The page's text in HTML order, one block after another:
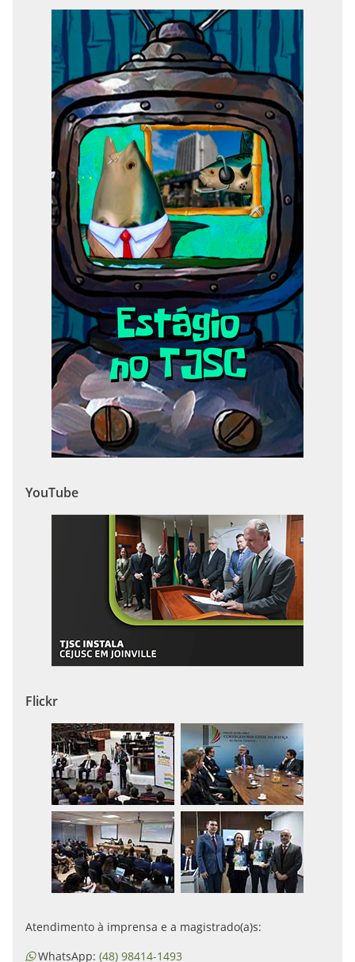
YouTube
Flickr
Atendimento à imprensa e a magistrado(a)s:
WhatsApp: (48) 98414-1493